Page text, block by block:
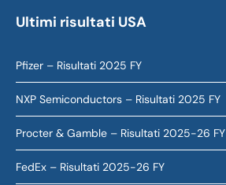
Ultimi risultati USA
Pfizer – Risultati 2025 FY
NXP Semiconductors – Risultati 2025 FY
Procter & Gamble – Risultati 2025-26 FY
FedEx – Risultati 2025-26 FY